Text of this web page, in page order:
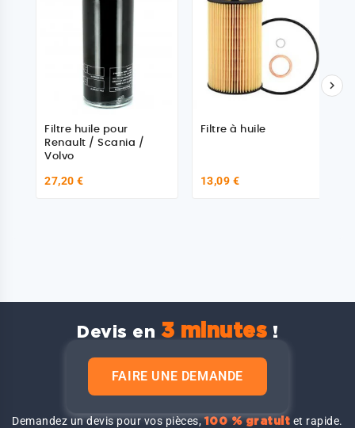
Filtre huile pour
Renault / Scania /
Volvo
27,20 €
Filtre à huile
13,09 €

Devis en 3 minutes !
FAIRE UNE DEMANDE
Demandez un devis pour vos pièces,100 % gratuit et rapide.